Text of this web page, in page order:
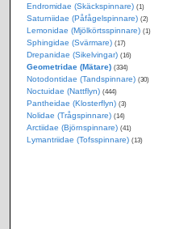
Endromidae (Skäckspinnare) (1)
Saturniidae (Påfågelspinnare) (2)
Lemonidae (Mjölkörtsspinnare) (1)
Sphingidae (Svärmare) (17)
Drepanidae (Sikelvingar) (16)
Geometridae (Mätare) (334)
Notodontidae (Tandspinnare) (30)
Noctuidae (Nattflyn) (444)
Pantheidae (Klosterflyn) (3)
Nolidae (Trågspinnare) (14)
Arctiidae (Björnspinnare) (41)
Lymantriidae (Tofsspinnare) (13)